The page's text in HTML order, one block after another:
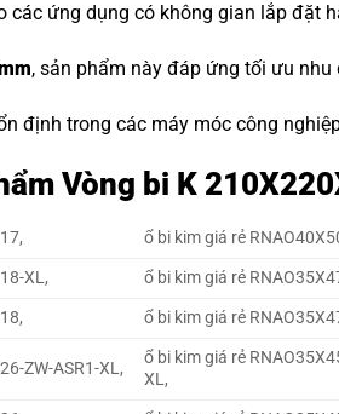
các ứng dụng có không gian lắp đặt
, sản phẩm này đáp ứng tối ưu
định trong các máy móc công
Vòng bi K
ổ bi kim giá rẻ
XL,
ổ bi kim giá rẻ
ổ bi kim giá rẻ
ZW-ASR1-XL,
ổ bi kim giá rẻ
XL,